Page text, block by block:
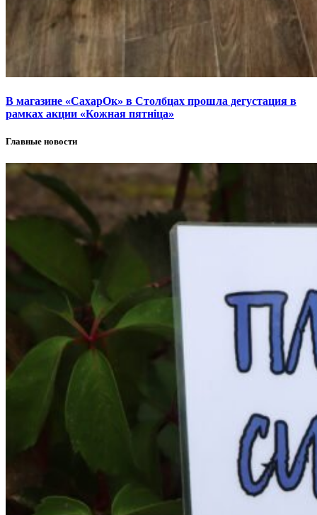
В магазине «СахарОк» в Столбцах прошла дегустация в
рамках акции «Кожная пятніца»
Главные новости